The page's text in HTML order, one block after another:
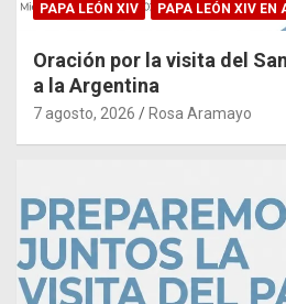
PAPA LEÓN XIV PAPA LEÓN XIV EN
Oración por la visita del
a la Argentina
7 agosto, 2026 Rosa Aramayo